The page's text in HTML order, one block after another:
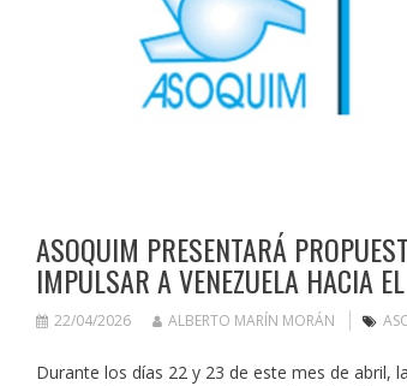
ASOQUIM PRESENTARÁ
IMPULSAR A VENEZUELA HACIA
22/04/2026 ALBERTO MARÍN MORÁN
Durante los días 22 y 23 de este mes de abril,